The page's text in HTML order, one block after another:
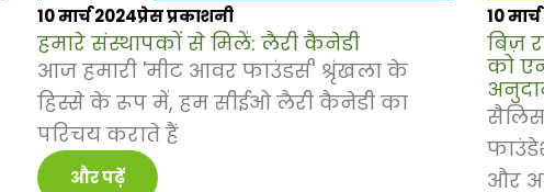
10 मार्च 2024प्रेस प्रकाशनी
हमारे संस्थापकों से मिलें: लैरी कैनेडी
आज हमारी 'मीट आवर फाउंडर्स' श्रृंखला के
हिस्से के रूप में, हम सीईओ लैरी कैनेडी का
परिचय कराते हैं
और पढ़ें
10
बिज़
को
और